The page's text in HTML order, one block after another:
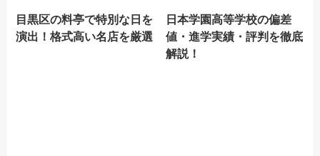
目黒区の料亭で特別な日を
演出！格式高い名店を厳選
日本学園高等学校の偏差
値・進学実績・評判を徹底
解説！